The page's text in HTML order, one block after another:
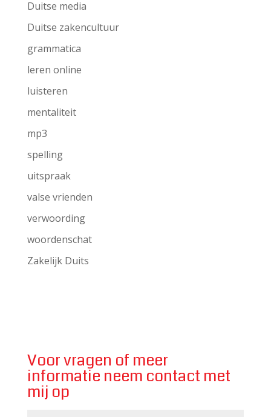
Duitse media
Duitse zakencultuur
grammatica
leren online
luisteren
mentaliteit
mp3
spelling
uitspraak
valse vrienden
verwoording
woordenschat
Zakelijk Duits
Voor vragen of meer
informatie neem contact met
mij op